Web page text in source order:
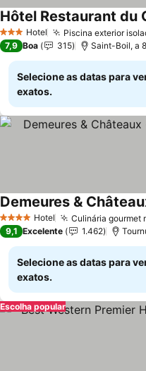
3 EstrelasHotel Piscina exterior
Hôtel Restaurant du
7,9 Boa 315 Saint-Boil, a
Selecione as datas para
exatos.
4 EstrelasHotel Culinária gourmet
9,1 Excelente 1.462
Selecione as datas para
exatos.
Escolha popular